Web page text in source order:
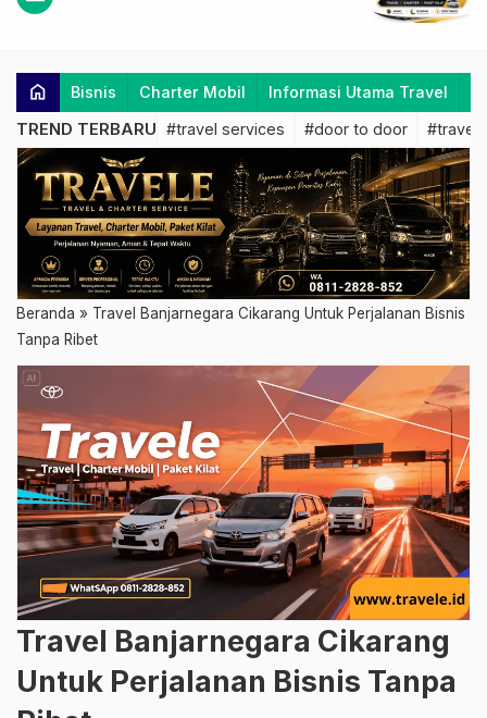
home Bisnis Charter Mobil Informasi Utama Travel
TREND TERBARU #travel services #door to door #travel
Beranda » Travel Banjarnegara Cikarang Untuk Perjalanan Bisnis
Tanpa Ribet
Travel Banjarnegara Cikarang
Untuk Perjalanan Bisnis Tanpa